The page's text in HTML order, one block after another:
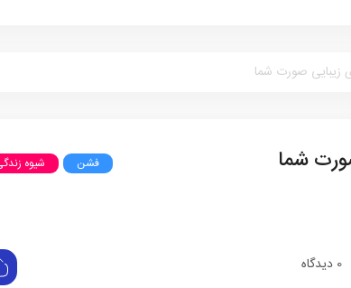
زیبایی صورت شما
شما فشن شیوه
0 دیدگاه